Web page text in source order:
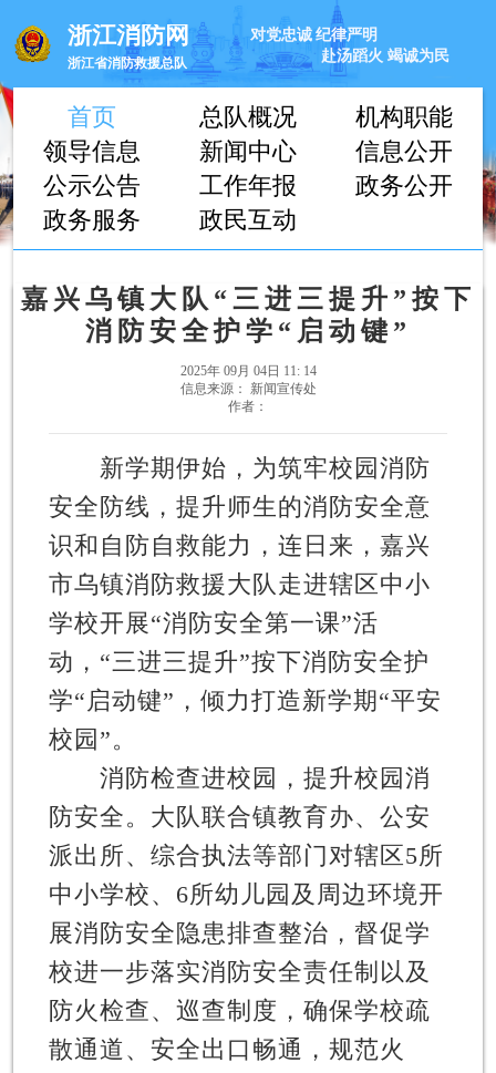
浙江消防网
浙江省消防救援总队
对党忠诚 纪律严明
赴汤蹈火 竭诚为民
首页 总队概况
机构职能
领导信息
新闻中心
信息公开
公示公告
工作年报
政务公开
政务服务
政民互动
嘉兴乌镇大队“三进三提升”按下
消防安全护学“启动键”
2025年 09月 04日 11: 14
信息来源： 新闻宣传处
作者：
新学期伊始，为筑牢校园消防
安全防线，提升师生的消防安全意
识和自防自救能力，连日来，嘉兴
市乌镇消防救援大队走进辖区中小
学校开展“消防安全第一课”活
动，“三进三提升”按下消防安全护
学“启动键”，倾力打造新学期“平安
校园”。
消防检查进校园，提升校园消
防安全。大队联合镇教育办、公安
派出所、综合执法等部门对辖区5所
中小学校、6所幼儿园及周边环境开
展消防安全隐患排查整治，督促学
校进一步落实消防安全责任制以及
防火检查、巡查制度，确保学校疏
散通道、安全出口畅通，规范火